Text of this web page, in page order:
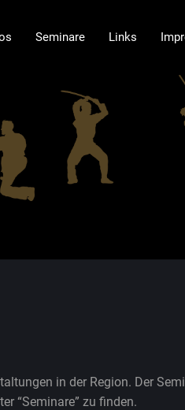
Seminare Links
in der Region. Der
“Seminare” zu finden.